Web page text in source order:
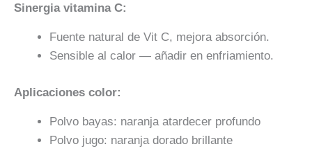
Sinergia vitamina C:
Fuente natural de Vit C, mejora absorción.
Sensible al calor — añadir en enfriamiento.
Aplicaciones color:
Polvo bayas: naranja atardecer profundo
Polvo jugo: naranja dorado brillante